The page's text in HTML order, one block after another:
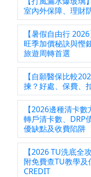
室內外保障、理財
【暑假自由行
旺季加價秘訣與慳
旅遊周轉首選
【自願醫保比較
揀？好處、保費、
【2026邊種清卡
轉戶清卡數、DRP
優缺點及收費陷阱
【2026 TU洗底全
附免費查TU教學
CREDIT